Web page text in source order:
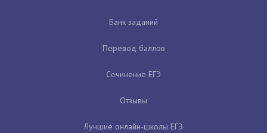
Банк заданий
Перевод баллов
Сочинение ЕГЭ
Отзывы
Лучшие онлайн-школы ЕГЭ